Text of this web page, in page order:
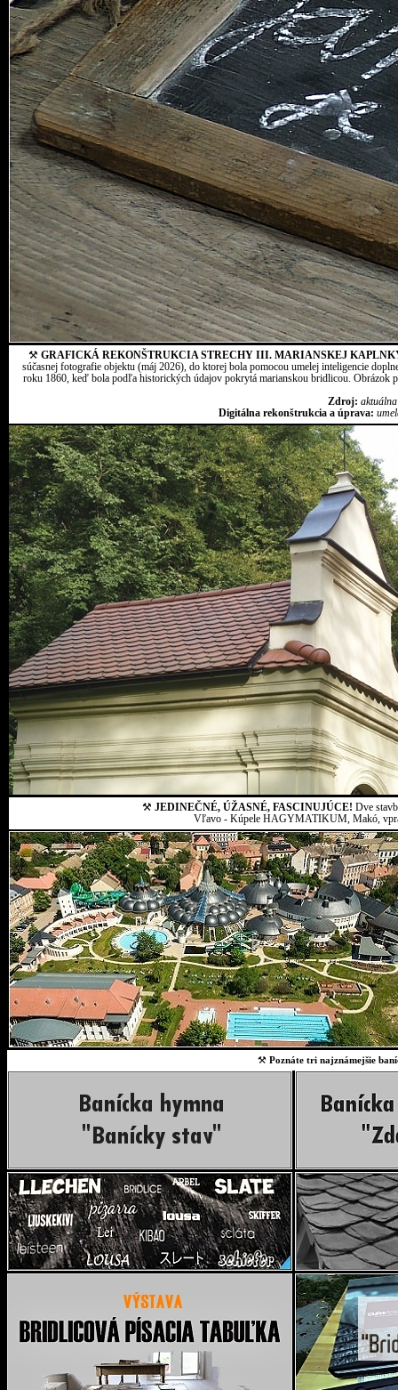
⚒ GRAFICKÁ REKONŠTRUKCIA STRECHY III. MARIANSKEJ
súčasnej fotografie objektu (máj 2026), do ktorej bola pomocou umelej inteligencie
roku 1860, keď bola podľa historických údajov pokrytá marianskou bridlicou. Obrázok
Zdroj:
Digitálna rekonštrukcia a úprava:
⚒ JEDINEČNÉ, ÚŽASNÉ, FASCINUJÚCE! Dve
Vľavo - Kúpele HAGYMATIKUM, Makó,
⚒ Poznáte tri najznámejšie